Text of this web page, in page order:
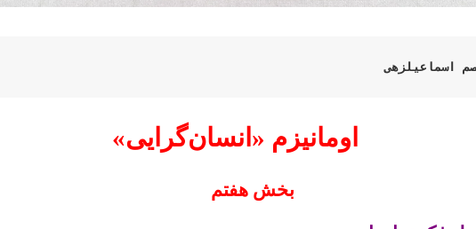
اسماعیل­زهی
اومانیزم «انسان‌گرایی»
بخش هفتم